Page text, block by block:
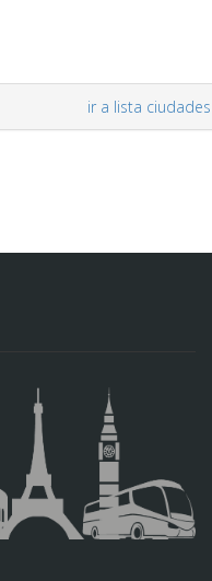
ir a lista ciudades